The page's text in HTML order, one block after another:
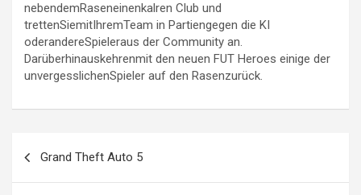
nebendemRaseneinenkalren Club und
trettenSiemitIhremTeam in Partiengegen die KI
oderandereSpieleraus der Community an.
Darüberhinauskehrenmit den neuen FUT Heroes einige der
unvergesslichenSpieler auf den Rasenzurück.
Grand Theft Auto 5